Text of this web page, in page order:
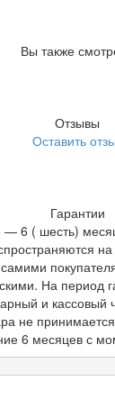
Вы также
Отзывы
Оставить
Гарантии
— 6 ( шесть)
На период
и кассовый
не
6 месяцев с